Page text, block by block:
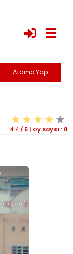
4.4 / 5 | Oy Sayısı : 8